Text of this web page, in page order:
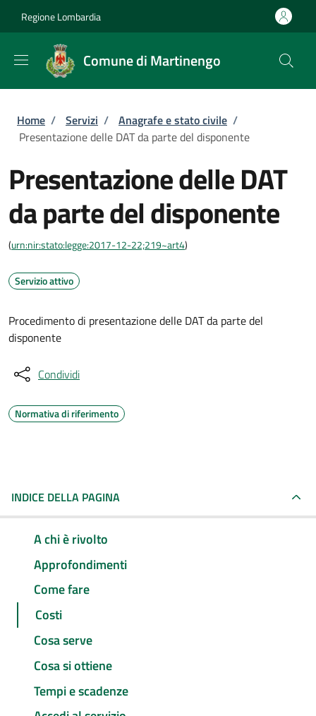
Regione Lombardia
Comune di Martinengo
Briciole di pane
Home / Servizi / Anagrafe e stato civile /
Presentazione delle DAT da parte del disponente
Presentazione delle DAT
da parte del disponente
(urn:nir:stato:legge:2017-12-22;219~art4)
Servizio attivo
Procedimento di presentazione delle DAT da parte del
disponente
Condividi
Normativa di riferimento
INDICE DELLA PAGINA
A chi è rivolto
Approfondimenti
Come fare
Costi
Cosa serve
Cosa si ottiene
Tempi e scadenze